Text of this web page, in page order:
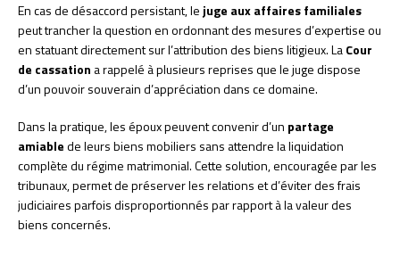
En cas de désaccord persistant, le juge aux affaires familiales
peut trancher la question en ordonnant des mesures d’expertise ou
en statuant directement sur l’attribution des biens litigieux. LaCour
de cassation a rappelé à plusieurs reprises que le juge dispose
d’un pouvoir souverain d’appréciation dans ce domaine.
Dans la pratique, les époux peuvent convenir d’un partage
amiablede leurs biens mobiliers sans attendre la liquidation
complète du régime matrimonial. Cette solution, encouragée par les
tribunaux, permet de préserver les relations et d’éviter des frais
judiciaires parfois disproportionnés par rapport à la valeur des
biens concernés.